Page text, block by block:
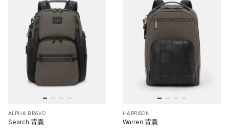
ALPHA BRAVO
Search 背囊
HARRISON
Warren 背囊